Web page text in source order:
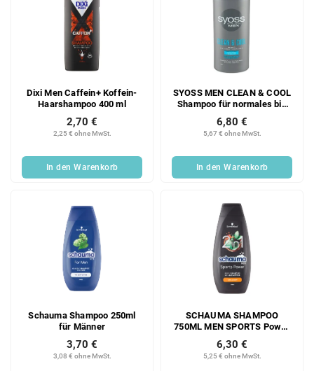
Dixi Men Caffein+ Koffein-
Haarshampoo 400 ml
2,25 € ohne MwSt.
2,70 €
In den Warenkorb
SYOSS MEN CLEAN & COOL
Shampoo für normales bis
5,67 € ohne MwSt.
6,80 €
In den Warenkorb
Schauma Shampoo 250ml
für Männer
3,08 € ohne MwSt.
3,70 €
SCHAUMA SHAMPOO
750ML MEN SPORTS Power
XXL
5,25 € ohne MwSt.
6,30 €